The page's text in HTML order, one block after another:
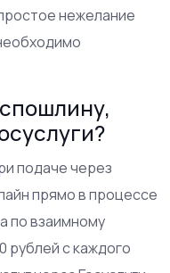
нежелание
подаче через
прямо в процессе
по взаимному
рублей с каждого